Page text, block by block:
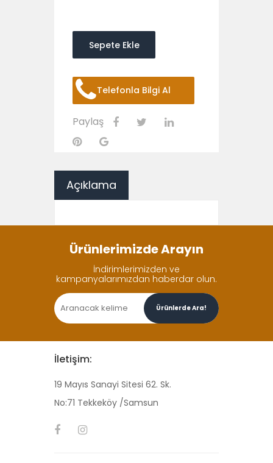
Sepete Ekle
Telefonla Bilgi Al
Paylaş
Açıklama
Ürünlerimizde Arayın
İndirimlerimizden ve
kampanyalarımızdan haberdar olun.
Ürünlerde Ara!
İletişim:
19 Mayıs Sanayi Sitesi 62. Sk.
No:71 Tekkeköy /Samsun